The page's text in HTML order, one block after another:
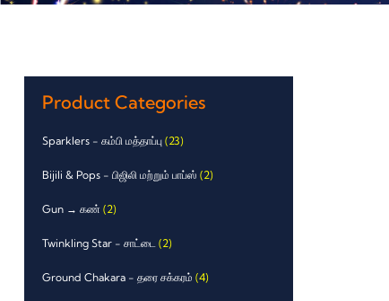
Product Categories
Sparklers - கம்பி மத்தாப்பு (23)
Bijili & Pops - பிஜிலி மற்றும் பாப்ஸ் (2)
Gun → கண் (2)
Twinkling Star - சாட்டை (2)
Ground Chakara - தரை சக்கரம் (4)